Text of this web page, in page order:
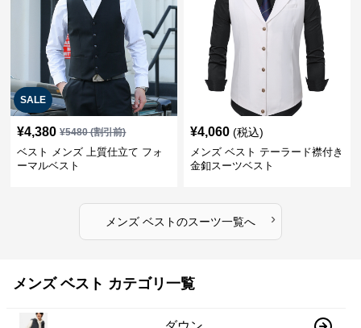
SALE
¥4,380 ¥5480(割引前)
ベスト メンズ 上質仕立て フォ
ーマルベスト
¥4,060 (税込)
メンズ ベスト テーラード襟付き
金釦スーツベスト
メンズ ベストのスーツ一覧へ ›
メンズ ベスト カテゴリ一覧